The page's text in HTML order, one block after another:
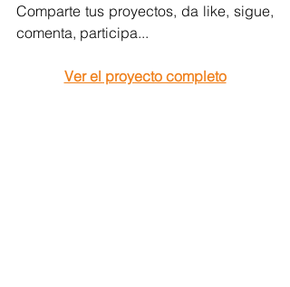
Comparte tus proyectos, da like, sigue,
comenta, participa...
Ver el proyecto completo